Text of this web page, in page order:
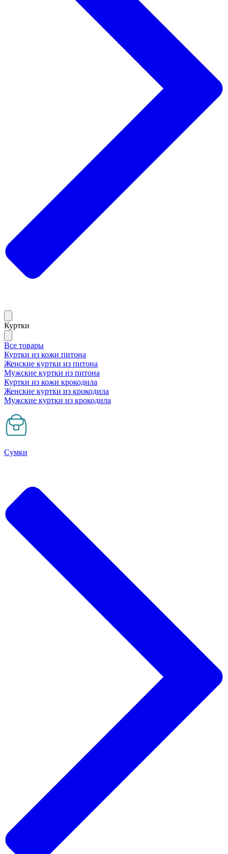
Куртки
Все товары
Куртки из кожи питона
Женские куртки из питона
Мужские куртки из питона
Куртки из кожи крокодила
Женские куртки из крокодила
Мужские куртки из крокодила
Сумки